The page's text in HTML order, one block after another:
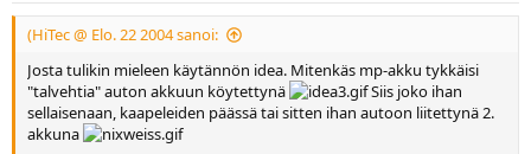
(HiTec @ Elo. 22 2004 sanoi:
Josta tulikin mieleen käytännön idea. Mitenkäs mp-akku tykkäisi
"talvehtia" auton akkuun köytettynä
Siis joko ihan
sellaisenaan, kaapeleiden päässä tai sitten ihan autoon liitettynä 2.
akkuna